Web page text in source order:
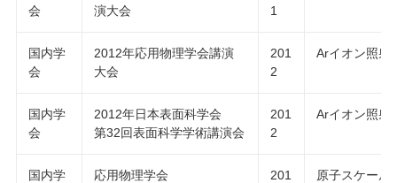
会
演大会
1
国内学
会
2012年応用物理学会講演
大会
201
2
Arイオン照射
国内学
会
2012年日本表面科学会
第32回表面科学学術講演会
201
2
Arイオン照射
国内学
応用物理学会
201
原子スケール